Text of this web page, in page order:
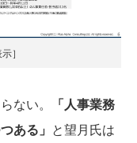
］
ない。
「人事業務
ある」 と望月氏は